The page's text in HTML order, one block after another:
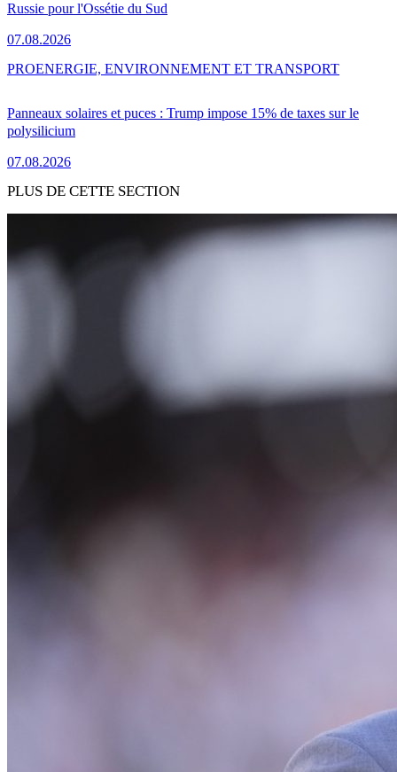
Russie pour l'Ossétie du Sud
07.08.2026
Panneaux solaires et puces : Trump impose 15% de taxes sur le
polysilicium
07.08.2026
PROENERGIE, ENVIRONNEMENT ET TRANSPORT
PLUS DE CETTE SECTION